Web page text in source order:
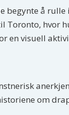
begynte å
hvor
en visuell
om